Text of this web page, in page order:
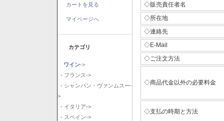
カートを見る
マイページへ
カテゴリ
ワイン->
- フランス->
- シャンパン・ヴァンムスー-
>
- イタリア->
- スペイン->
◇販売責任者名
◇所在地
◇連絡先
◇E-Mail
◇ご注文方法
◇商品代金以外の必要料金
◇支払の時期と方法